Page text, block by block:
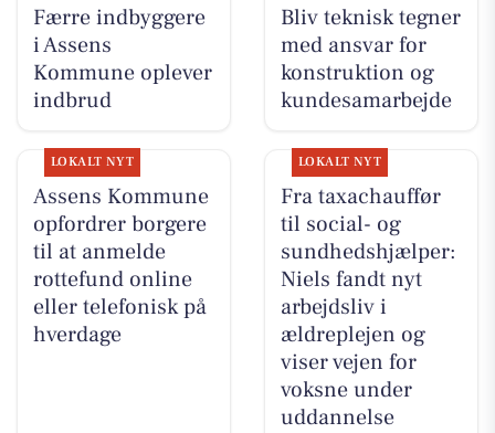
Færre indbyggere
i Assens
Kommune oplever
indbrud
Bliv teknisk tegner
med ansvar for
konstruktion og
kundesamarbejde
LOKALT NYT
Assens Kommune
opfordrer borgere
til at anmelde
rottefund online
eller telefonisk på
hverdage
LOKALT NYT
Fra taxachauffør
til social- og
sundhedshjælper:
Niels fandt nyt
arbejdsliv i
ældreplejen og
viser vejen for
voksne under
uddannelse